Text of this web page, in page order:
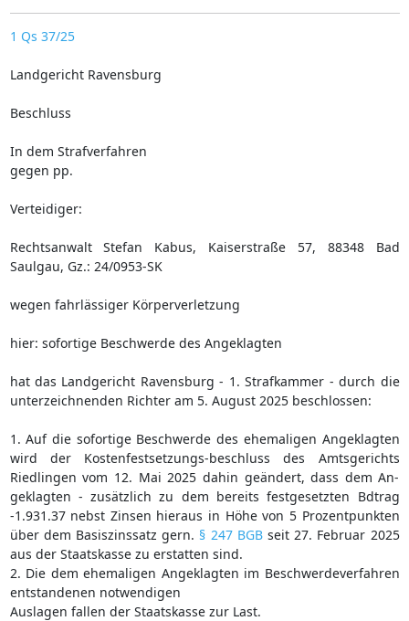
1 Qs 37/25
Landgericht Ravensburg
Beschluss
In dem Strafverfahren
gegen pp.
Verteidiger:
Rechtsanwalt Stefan Kabus, Kaiserstraße 57, 88348 Bad
Saulgau, Gz.: 24/0953-SK
wegen fahrlässiger Körperverletzung
hier: sofortige Beschwerde des Angeklagten
hat das Landgericht Ravensburg - 1. Strafkammer - durch die
unterzeichnenden Richter am 5. August 2025 beschlossen:
1. Auf die sofortige Beschwerde des ehemaligen Angeklagten
wird der Kostenfestsetzungs-beschluss des Amtsgerichts
Riedlingen vom 12. Mai 2025 dahin geändert, dass dem An-
geklagten - zusätzlich zu dem bereits festgesetzten Bdtrag
-1.931.37 nebst Zinsen hieraus in Höhe von 5 Prozentpunkten
über dem Basiszinssatz gern. § 247 BGBseit 27. Februar 2025
aus der Staatskasse zu erstatten sind.
2. Die dem ehemaligen Angeklagten im Beschwerdeverfahren
entstandenen notwendigen
Auslagen fallen der Staatskasse zur Last.